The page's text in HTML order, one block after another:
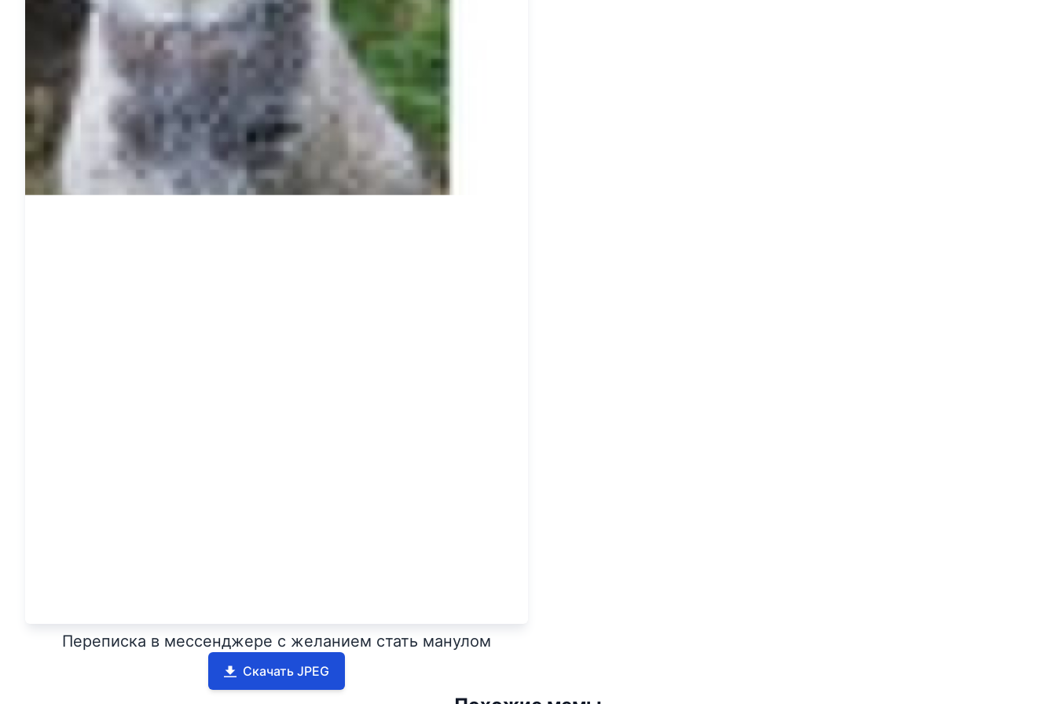
Переписка в мессенджере с желанием стать манулом
Скачать JPEG